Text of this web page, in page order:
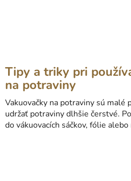
Tipy a triky pri
na potraviny
Vakuovačky na potraviny sú malé
udržať potraviny dlhšie čerstvé.
do vákuovacích sáčkov, fólie alebo